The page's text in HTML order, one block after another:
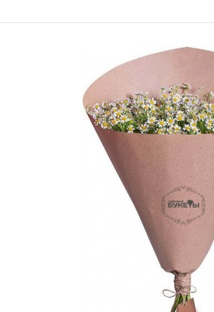
3 489 ₽
Купите красивый Букет 13
14 февраля в доставке цветов